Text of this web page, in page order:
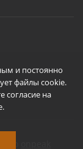
и постоянно
файлы cookie.
согласие на